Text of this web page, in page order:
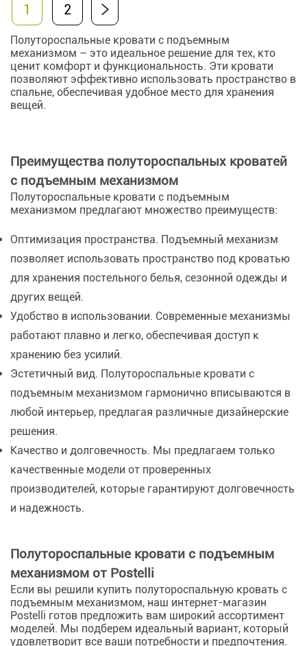
1 2
Полутороспальные кровати с подъемным
механизмом – это идеальное решение для тех, кто
ценит комфорт и функциональность. Эти кровати
позволяют эффективно использовать пространство в
спальне, обеспечивая удобное место для хранения
вещей.
Преимущества полутороспальных кроватей
с подъемным механизмом
Полутороспальные кровати с подъемным
механизмом предлагают множество преимуществ:
Оптимизация пространства. Подъемный механизм
позволяет использовать пространство под кроватью
для хранения постельного белья, сезонной одежды и
других вещей.
Удобство в использовании. Современные механизмы
работают плавно и легко, обеспечивая доступ к
хранению без усилий.
Эстетичный вид. Полутороспальные кровати с
подъемным механизмом гармонично вписываются в
любой интерьер, предлагая различные дизайнерские
решения.
Качество и долговечность. Мы предлагаем только
качественные модели от проверенных
производителей, которые гарантируют долговечность
и надежность.
Полутороспальные кровати с подъемным
механизмом от Postelli
Если вы решили купить полутороспальную кровать с
подъемным механизмом, наш интернет-магазин
Postelli готов предложить вам широкий ассортимент
моделей. Мы подберем идеальный вариант, который
удовлетворит все ваши потребности и предпочтения.